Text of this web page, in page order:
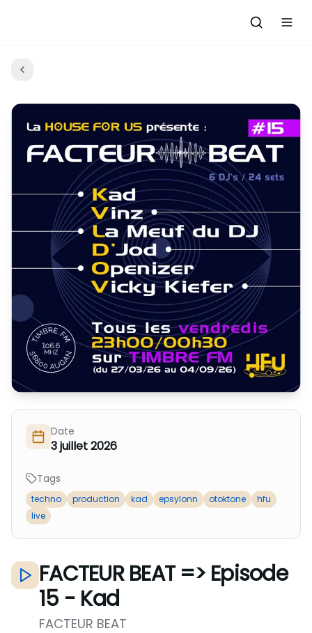
Actualités
Evénements à venir
Emissions
Grille des Programmes
C'était quoi ce morceau?
L'Association
L'équipe et les bénévoles
Nous rejoindre : Participer
Les Ateliers Radio
Les créations des Ateliers
Nos prestations
Nous Soutenir / Adhérer
J'adhère
Exprime ton soutien
Nous Contacter
La newsletter
Date
3 juillet 2026
Tags
techno production kad epsylonn otoktone
hfu
live
FACTEUR BEAT => Episode
15 - Kad
FACTEUR BEAT